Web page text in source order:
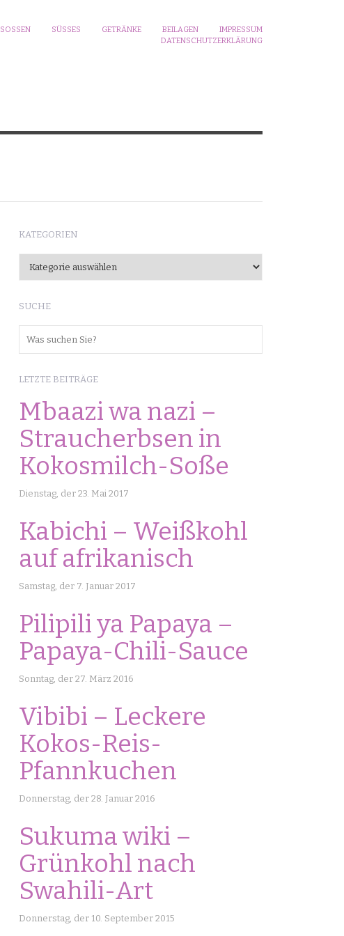
SOSSEN SÜSSES GETRÄNKE BEILAGEN
IMPRESSUM
DATENSCHUTZERKLÄRUNG
KATEGORIEN
SUCHE
LETZTE BEITRÄGE
Mbaazi wa nazi –
Straucherbsen in
Kokosmilch-Soße
Dienstag, der 23. Mai 2017
Kabichi – Weißkohl
auf afrikanisch
Samstag, der 7. Januar 2017
Pilipili ya Papaya –
Papaya-Chili-Sauce
Sonntag, der 27. März 2016
Vibibi – Leckere
Kokos-Reis-
Pfannkuchen
Donnerstag, der 28. Januar 2016
Sukuma wiki –
Grünkohl nach
Swahili-Art
Donnerstag, der 10. September 2015